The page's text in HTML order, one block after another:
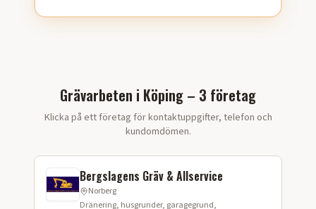
Grävarbeten i Köping – 3 företag
Klicka på ett företag för kontaktuppgifter, telefon och
kundomdömen.
Bergslagens Gräv & Allservice
Norberg
Dränering, husgrunder, garagegrund,